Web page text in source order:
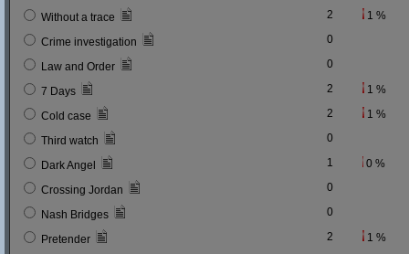
Without a trace 2 1 %
Crime investigation 0
Law and Order 0
7 Days 2 1 %
Cold case 2 1 %
Third watch 0
Dark Angel 1 0 %
Crossing Jordan 0
Nash Bridges 0
Pretender 2 1 %